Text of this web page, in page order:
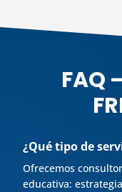
FAQ
¿Qué tipo de
Ofrecemos
educativa: